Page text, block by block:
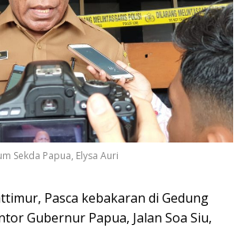
Sekda Papua, Elysa Auri
Pasca kebakaran di Gedung
Gubernur Papua, Jalan Soa Siu,